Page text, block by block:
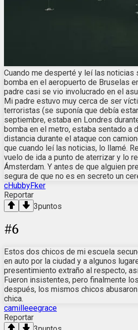
Cuando me desperté y leí las noticias
bomba en el aeropuerto de Bruselas
padre casi se vio involucrado en el
Mi padre estuvo muy cerca de ser
terroristas (se suponía que debía
septiembre, estaba en Londres
bomba en el metro, estaba sentado a
distancia durante el ataque con
que cuando leí las noticias, lo llamé.
vuelo de ida a punto de aterrizar y lo
Ámsterdam. Y antes de que alguien
segura de que no es en secreto un
cHubbyFker
Reportar
3puntos
#6
Estos dos chicos de mi escuela
en auto por la ciudad y a algunos
presentimiento extraño al respecto,
Fueron insistentes, pero finalmente
después, los mismos chicos
chica.
camilleeegrace
Reportar